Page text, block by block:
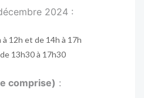
2024 :
12h et de 14h à 17h
13h30 à 17h30
comprise) :